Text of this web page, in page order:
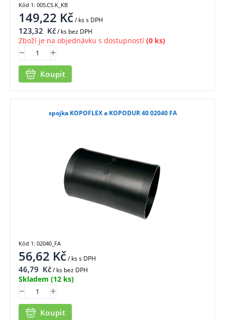
149,22 Kč/ kss DPH
123,32 Kč/ ks bez DPH
Zboží je na objednávku s dostupností (0 ks)
Koupit
Kód 1: 005.CS.K_KB
spojka KOPOFLEX a KOPODUR 40 02040 FA
56,62 Kč/ kss DPH
46,79 Kč/ ks bez DPH
Skladem (12 ks)
Koupit
Kód 1: 02040_FA